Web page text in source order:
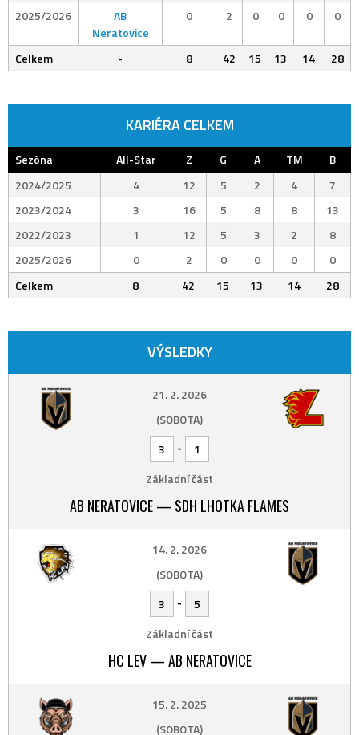
2025/2026
AB
Neratovice
0 2 0 0 0 0
Celkem - 8 42 15 13 14 28
KARIÉRA CELKEM
Sezóna All-Star Z G A TM
B
2024/2025
4 12 5 2 4
7
2023/2024
3 16 5 8 8
13
2022/2023
1 12 5 3 2
8
2025/2026
0 2 0 0 0
0
Celkem
8 42 15 13 14 28
VÝSLEDKY
21. 2. 2026
(SOBOTA)
3
-
1
Základní část
AB NERATOVICE — SDH LHOTKA FLAMES
14. 2. 2026
(SOBOTA)
3
-
5
Základní část
HC LEV — AB NERATOVICE
15. 2. 2025
(SOBOTA)